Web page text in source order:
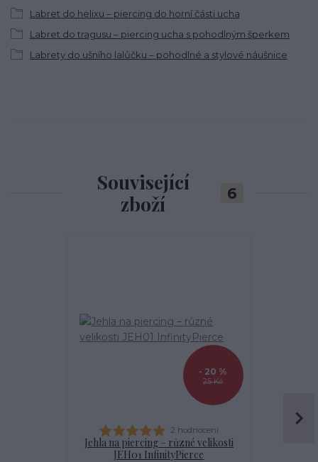
Labret do helixu – piercing do horní části ucha
Labret do tragusu – piercing ucha s pohodlným šperkem
Labrety do ušního lalůčku – pohodlné a stylové náušnice
Související
zboží
6
25 Kč
- 20 %
2 hodnocení
Jehla na piercing – různé velikosti
JEH01 InfinityPierce